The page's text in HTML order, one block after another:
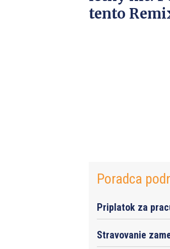
tento
Poradca
Priplatok za
Stravovanie